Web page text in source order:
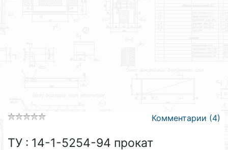
Комментарии (4)
ТУ : 14-1-5254-94 прокат